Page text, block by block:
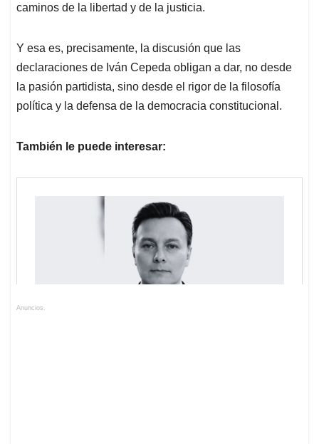
caminos de la libertad y de la justicia.
Y esa es, precisamente, la discusión que las
declaraciones de Iván Cepeda obligan a dar, no desde
la pasión partidista, sino desde el rigor de la filosofía
política y la defensa de la democracia constitucional.
También le puede interesar:
Anuncios.